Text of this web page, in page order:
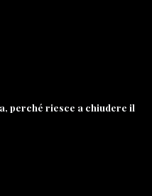
perché riesce a chiudere il